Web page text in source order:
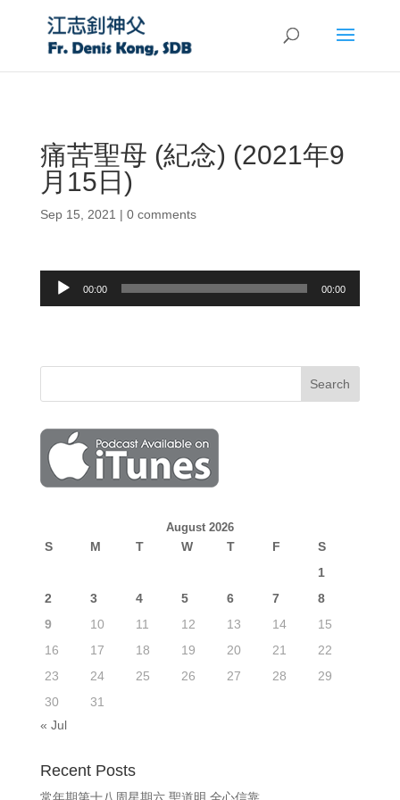
痛苦聖母 (紀念) (2021年9
月15日)
Sep 15, 2021 | 0 comments
Audio
00:00 00:00
August 2026
S M T W T F
S
1
2
3 4 5 6 7
8
9
10 11 12 13 14
15
16
17 18 19 20 21
22
23
24 25 26 27 28
29
30
31
« Jul
Recent Posts